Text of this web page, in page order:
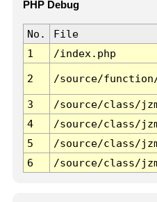
PHP Debug
No. File
1
/index.php
2 /source/
3 /source/class/
4
/source/class/
5
/source/class/
6
/source/class/